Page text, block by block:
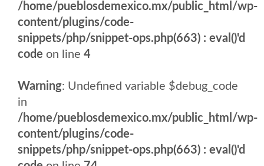
/home/pueblosdemexico.mx/public_html/wp-
content/plugins/code-
snippets/php/snippet-ops.php(663) : eval()'d
code on line 4
Warning: Undefined variable $debug_code
in
/home/pueblosdemexico.mx/public_html/wp-
content/plugins/code-
snippets/php/snippet-ops.php(663) : eval()'d